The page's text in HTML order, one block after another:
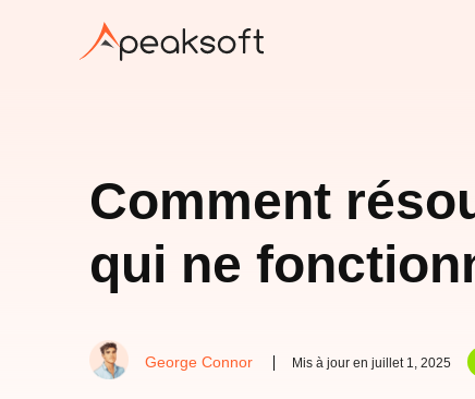
Comment
qui ne
George Connor Mis à jour en juillet 1, 2025